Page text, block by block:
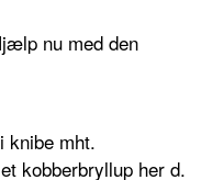
nu med den
knibe mht.
kobberbryllup her d.